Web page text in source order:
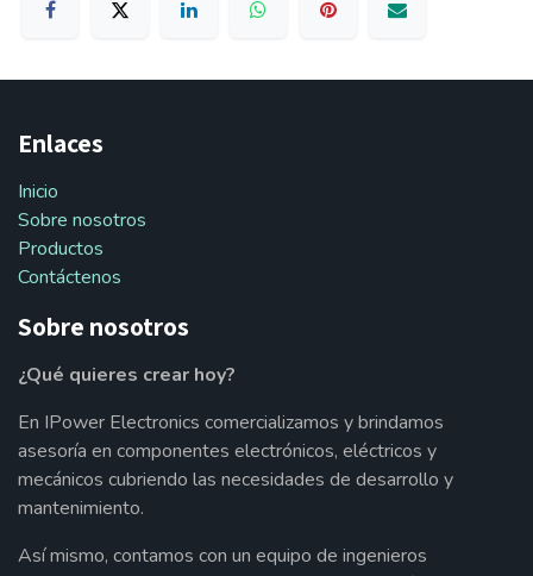
Enlaces
Inicio
Sobre nosotros
Productos
Contáctenos
Sobre nosotros
¿Qué quieres crear hoy?
En IPower Electronics comercializamos y brindamos
asesoría en componentes electrónicos, eléctricos y
mecánicos cubriendo las necesidades de desarrollo y
mantenimiento.
Así mismo, contamos con un equipo de ingenieros